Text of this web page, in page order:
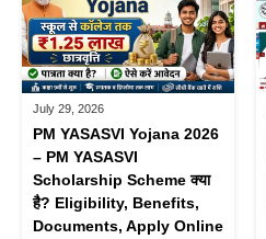
July 29, 2026
PM YASASVI Yojana 2026
– PM YASASVI
Scholarship Scheme क्या
है? Eligibility, Benefits,
Documents, Apply Online